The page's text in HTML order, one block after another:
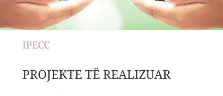
IPECC
PROJEKTE TË REALIZUAR